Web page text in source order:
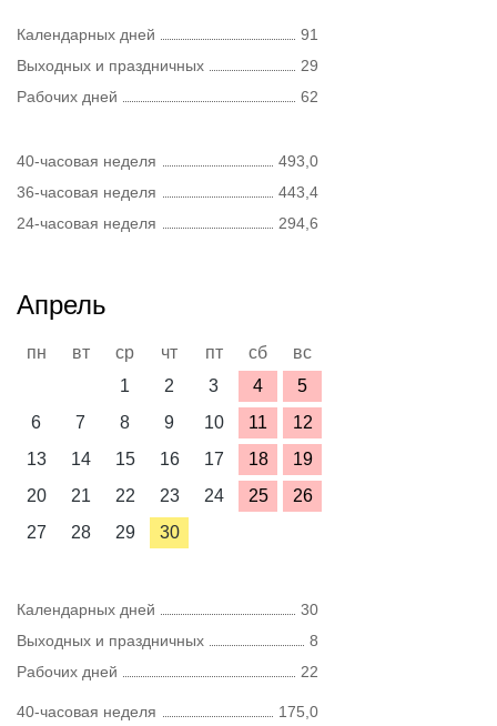
Календарных дней
91
Выходных и праздничных
29
Рабочих дней
62
40-часовая неделя
493,0
36-часовая неделя
443,4
24-часовая неделя
294,6
Апрель
пн вт ср чт пт сб
вс
1
2 3 4
5
6
7 8 9 10 11
12
13
14 15 16 17 18
19
20
21 22 23 24 25
26
27
28 29 30
Календарных дней
30
Выходных и праздничных
8
Рабочих дней
22
40-часовая неделя
175,0